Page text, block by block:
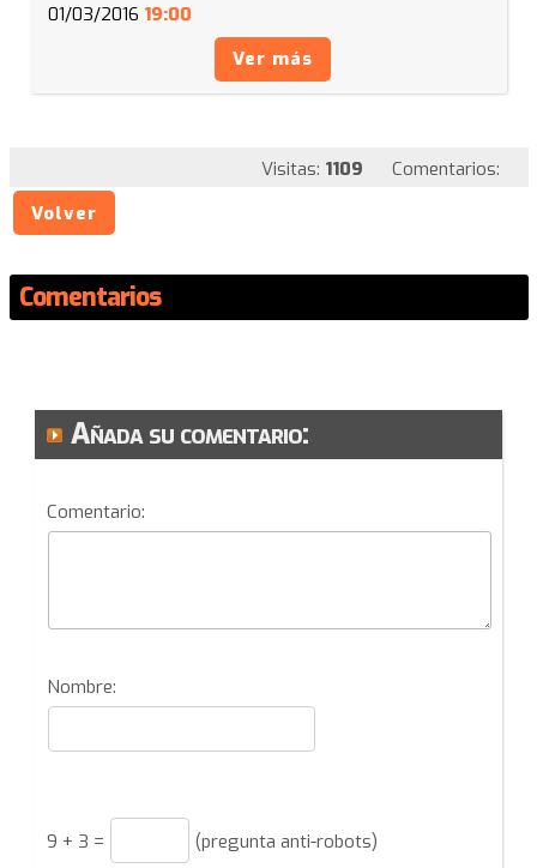
01/03/2016 19:00
Ver más
Visitas: 1109
Comentarios:
Volver
Comentarios
Añada su comentario:
Comentario:
Nombre:
9 + 3 = (pregunta anti-robots)